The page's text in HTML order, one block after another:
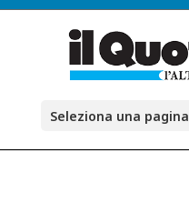
Seleziona una pagina